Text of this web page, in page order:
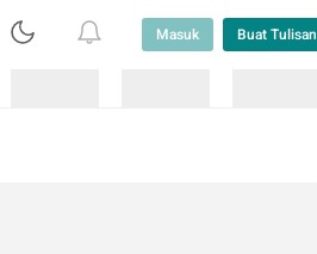
Masuk Buat Tulisan